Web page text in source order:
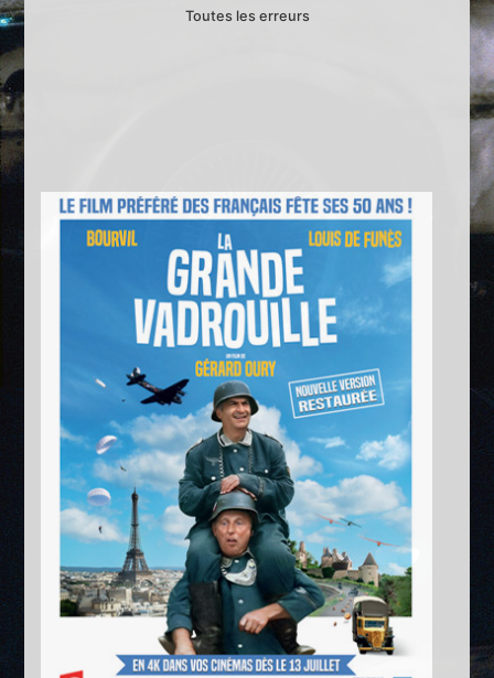
Toutes les erreurs